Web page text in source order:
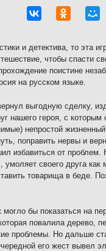
и детектива, то эта
чтобы спасти
поистине
на русском языке.
выгодную сделку,
нашего героя, с
непростой
поправить нервы и
избавиться от проблем.
своего друга как
товарища в беде.
бы показаться на
повалила дерево,
проблемы. Но дальше
его жест вывел